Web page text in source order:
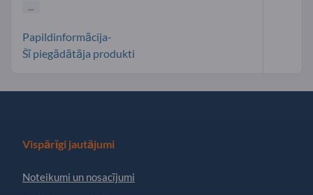
...
Papildinformācija-
Šī piegādātāja produkti
Vispārīgi jautājumi
Noteikumi un nosacījumi